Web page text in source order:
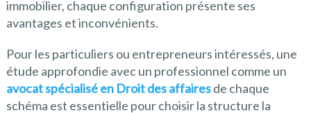
immobilier, chaque configuration présente ses
avantages et inconvénients.
Pour les particuliers ou entrepreneurs intéressés, une
étude approfondie avec un professionnel comme un
avocat spécialisé en Droit des affairesde chaque
schéma est essentielle pour choisir la structure la